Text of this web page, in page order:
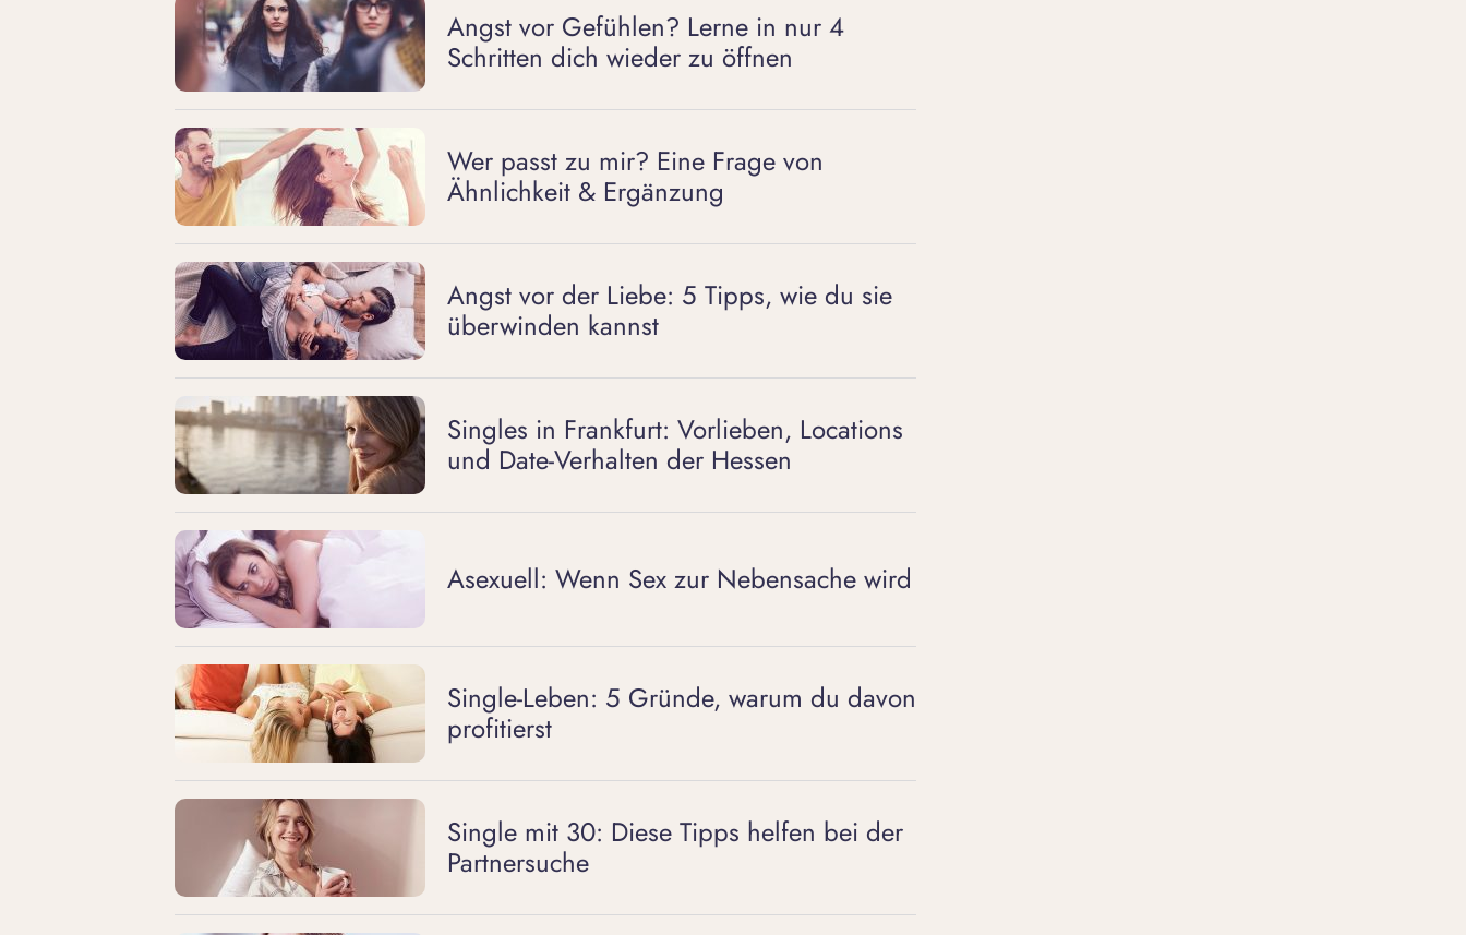
Angst vor Gefühlen? Lerne in nur 4
Schritten dich wieder zu öffnen
Wer passt zu mir? Eine Frage von
Ähnlichkeit & Ergänzung
Angst vor der Liebe: 5 Tipps, wie du sie
überwinden kannst
Singles in Frankfurt: Vorlieben, Locations
und Date-Verhalten der Hessen
Asexuell: Wenn Sex zur Nebensache wird
Single-Leben: 5 Gründe, warum du davon
profitierst
Single mit 30: Diese Tipps helfen bei der
Partnersuche